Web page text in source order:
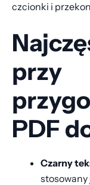
czcionki i
przy
PDF
Czarny
stosowany